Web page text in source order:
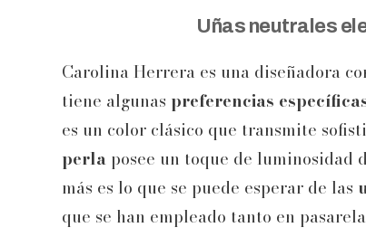
Uñas neutrales
Carolina Herrera es una diseñadora
tiene algunas preferencias
es un color clásico que transmite
perla posee un toque de luminosidad
más es lo que se puede esperar de las
que se han empleado tanto en